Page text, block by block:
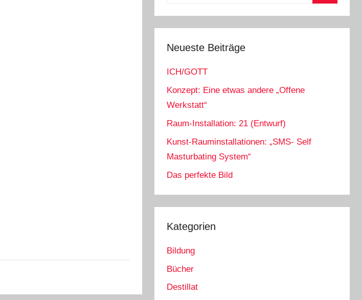
Neueste Beiträge
ICH/GOTT
Konzept: Eine etwas andere „Offene
Werkstatt“
Raum-Installation: 21 (Entwurf)
Kunst-Rauminstallationen: „SMS- Self
Masturbating System“
Das perfekte Bild
Kategorien
Bildung
Bücher
Destillat